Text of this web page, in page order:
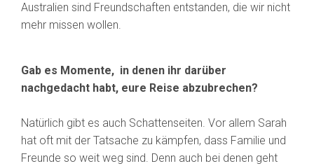
Australien sind Freundschaften entstanden, die wir nicht
mehr missen wollen.
Gab es Momente, in denen ihr darüber
nachgedacht habt, eure Reise abzubrechen?
Natürlich gibt es auch Schattenseiten. Vor allem Sarah
hat oft mit der Tatsache zu kämpfen, dass Familie und
Freunde so weit weg sind. Denn auch bei denen geht